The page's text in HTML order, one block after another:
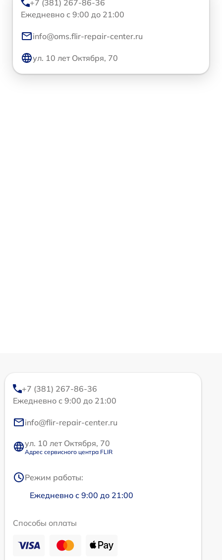
+7 (381) 267-86-36
Ежедневно с 9:00 до 21:00
info@oms.flir-repair-center.ru
ул. 10 лет Октября, 70
+7 (381) 267-86-36
Ежедневно с 9:00 до 21:00
info@flir-repair-center.ru
ул. 10 лет Октября, 70
Адрес сервисного центра FLIR
Режим работы:
Ежедневно с 9:00 до 21:00
Способы оплаты